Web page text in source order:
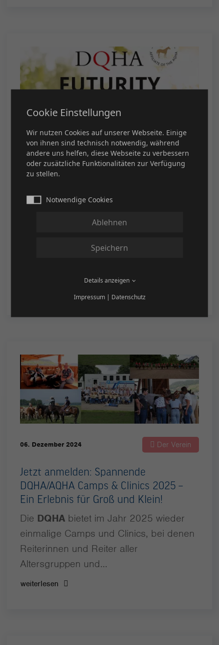
16. Dezember 2024 Futurity
Nominieren Sie jetzt Ihr American
Quarter Horse für die DQHA
31.12.2024
DQHA Futurity/Maturity
Europa – und eine einzigartige Chance,
06. Dezember 2024 Der Verein
Jetzt anmelden: Spannende
DQHA/AQHA Camps & Clinics 2025 –
Ein Erlebnis für Groß und Klein!
Die DQHA bietet im Jahr 2025 wieder
einmalige Camps und Clinics, bei denen
Reiterinnen und Reiter aller
Altersgruppen und…
weiterlesen
Cookie Einstellungen
Wir nutzen Cookies auf unserer Webseite. Einige
von ihnen sind technisch notwendig, während
andere uns helfen, diese Webseite zu verbessern
oder zusätzliche Funktionalitäten zur Verfügung
zu stellen.
Notwendige Cookies
Ablehnen
Speichern
Details anzeigen
Impressum| Datenschutz